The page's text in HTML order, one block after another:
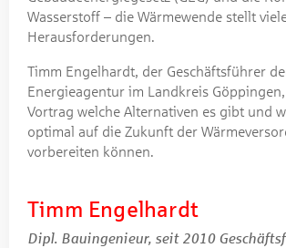
Wasserstoff – die Wärmewende stellt
Herausforderungen.
Timm Engelhardt, der Geschäftsführer
Energieagentur im Landkreis
Vortrag welche Alternativen es gibt und
optimal auf die Zukunft der
vorbereiten können.
Timm Engelhardt
Dipl. Bauingenieur, seit 2010